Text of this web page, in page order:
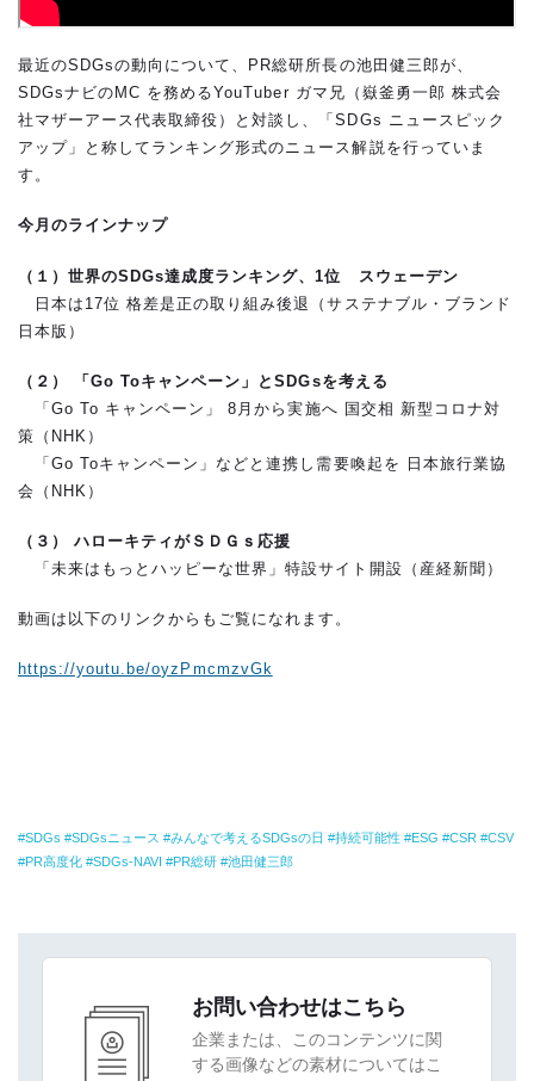
最近のSDGsの動向について、PR総研所長の池田健三郎が、
SDGsナビのMC を務めるYouTuber ガマ兄（嶽釜勇一郎 株式会
社マザーアース代表取締役）と対談し、「SDGs ニュースピック
アップ」と称してランキング形式のニュース解説を行っていま
す。
今月のラインナップ
（１）世界のSDGs達成度ランキング、1位 スウェーデン
日本は17位 格差是正の取り組み後退（サステナブル・ブランド
日本版）
（２） 「Go Toキャンペーン」とSDGsを考える
「Go To キャンペーン」 8月から実施へ 国交相 新型コロナ対
策（NHK）
「Go Toキャンペーン」などと連携し需要喚起を 日本旅行業協
会（NHK）
（３） ハローキティがＳＤＧｓ応援
「未来はもっとハッピーな世界」特設サイト開設（産経新聞）
動画は以下のリンクからもご覧になれます。
https://youtu.be/oyzPmcmzvGk
SDGs SDGsニュース みんなで考えるSDGsの日 持続可能性 ESG CSR
CSV
PR高度化
SDGs-NAVI PR総研 池田健三郎
お問い合わせはこちら
企業または、このコンテンツに関
する画像などの素材についてはこ